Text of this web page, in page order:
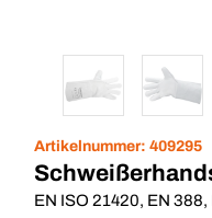
Artikelnummer: 409295
EN ISO 21420, EN 388,